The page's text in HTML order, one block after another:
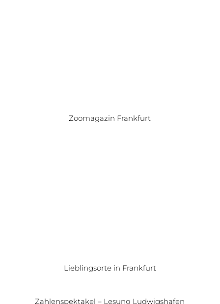
Zoomagazin Frankfurt
Lieblingsorte in Frankfurt
Zahlenspektakel – Lesung Ludwigshafen